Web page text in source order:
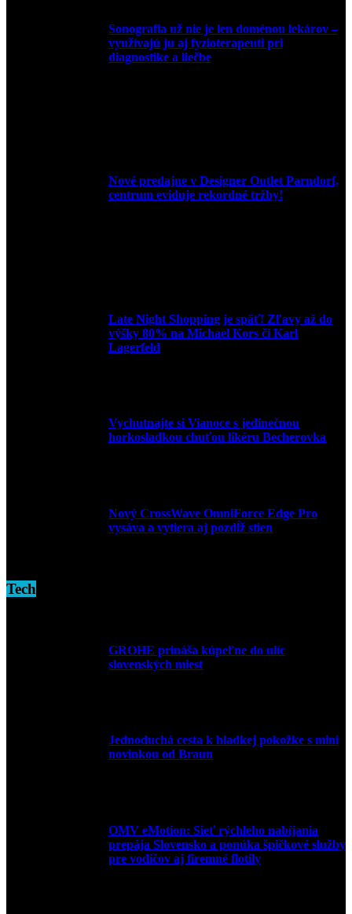
Sonografia už nie je len doménou lekárov –
využívajú ju aj fyzioterapeuti pri
diagnostike a liečbe
Nové predajne v Designer Outlet Parndorf,
centrum eviduje rekordné tržby!
Late Night Shopping je späť! Zľavy až do
výšky 80% na Michael Kors či Karl
Lagerfeld
Vychutnajte si Vianoce s jedinečnou
horkosladkou chuťou likéru Becherovka
Nový CrossWave OmniForce Edge Pro
vysáva a vytiera aj pozdĺž stien
Tech
GROHE prináša kúpeľne do ulíc
slovenských miest
Jednoduchá cesta k hladkej pokožke s mini
novinkou od Braun
OMV eMotion: Sieť rýchleho nabíjania
prepája Slovensko a ponúka špičkové služby
pre vodičov aj firemné flotily